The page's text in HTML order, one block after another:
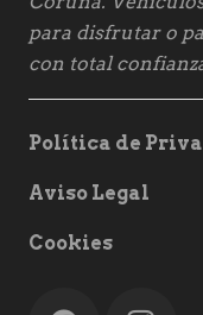
para disfrutar o
con total
Política de
Aviso Legal
Cookies